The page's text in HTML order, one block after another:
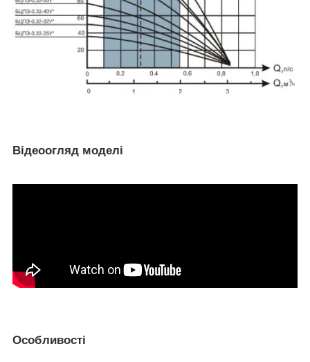
Відеоогляд моделі
Особливості